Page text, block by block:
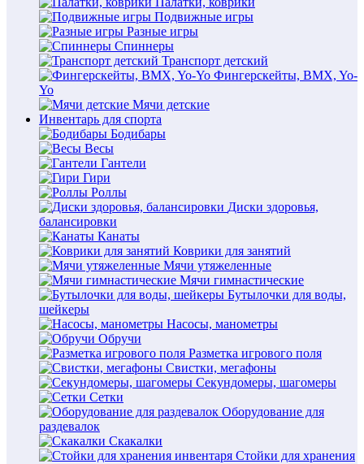
Подвижные игры
Разные игры
Спиннеры
Транспорт детский
Фингерскейты, BMX, Yo-
Yo
Мячи детские
Инвентарь для спорта
Бодибары
Весы
Гантели
Гири
Роллы
Диски здоровья,
балансировки
Канаты
Коврики для занятий
Мячи утяжеленные
Мячи гимнастические
Бутылочки для воды,
шейкеры
Насосы, манометры
Обручи
Разметка игрового поля
Свистки, мегафоны
Секундомеры, шагомеры
Сетки
Оборудование для
раздевалок
Скакалки
Стойки для хранения